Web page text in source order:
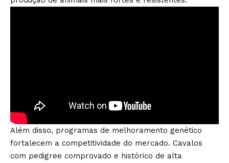
Além disso, programas de melhoramento genético
fortalecem a competitividade do mercado. Cavalos
com pedigree comprovado e histórico de alta